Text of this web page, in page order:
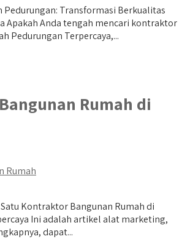
Pedurungan: Transformasi Berkualitas
Apakah Anda tengah mencari kontraktor
Pedurungan Terpercaya,...
Rumah di
Rumah
Kontraktor Bangunan Rumah di
Ini adalah artikel alat marketing,
dapat...